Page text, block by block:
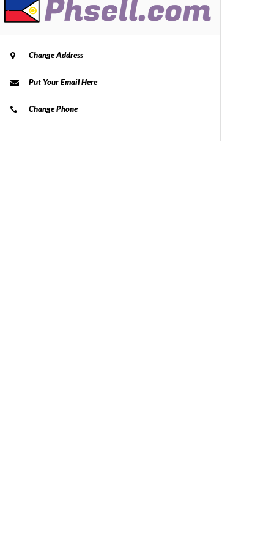
Change Address
Put Your Email Here
Change Phone